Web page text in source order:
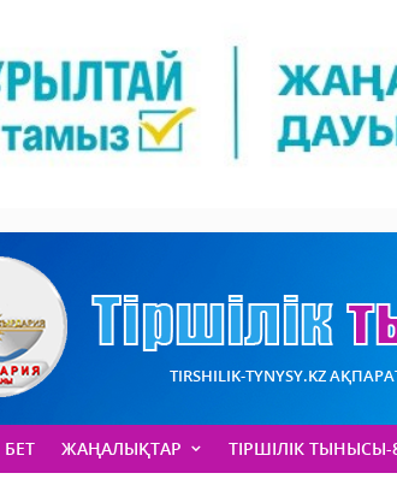
TIRSHILIK-TYNYSY.KZ
БЕТ ЖАҢАЛЫҚТАР ТІРШІЛІК ТЫНЫСЫ-